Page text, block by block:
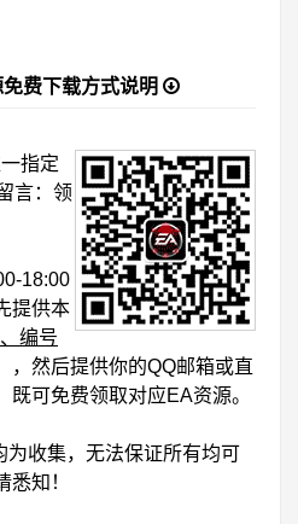
费下载方式说明
指定
言：领
18:00
提供本
编号
，然后提供你的QQ邮箱或直
既可免费领取对应EA资源。
为收集，无法保证所有均可
知！